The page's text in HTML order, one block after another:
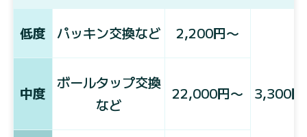
低度 パッキン交換など 2,200円〜
3,300
中度
ボールタップ交換
など
22,000円〜